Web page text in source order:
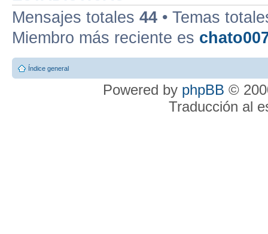
Mensajes totales 44 • Temas
Miembro más reciente es
Índice general
Powered by phpBB ©
Traducción al